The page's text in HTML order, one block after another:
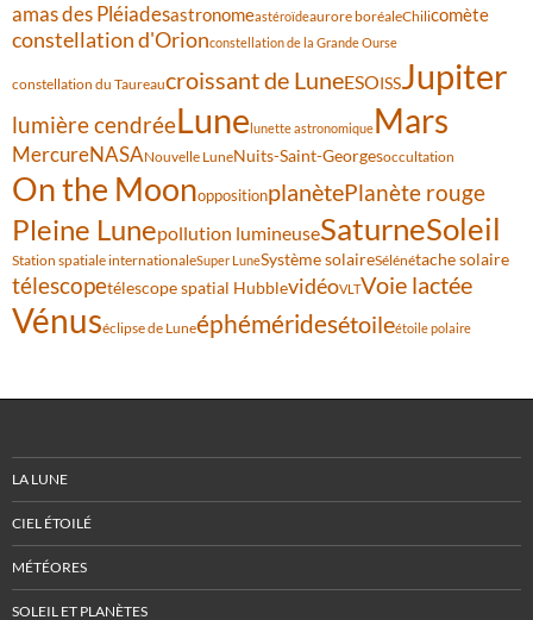
amas des Pléiadesastronomeastéroïdeaurore boréaleChilicomète
constellation d'Orionconstellation de la Grande Ourse
constellation du Taureaucroissant de LuneESOISSJupiter
lumière cendréeLune lunette astronomiqueMars
MercureNASANouvelle LuneNuits-Saint-Georgesoccultation
On the MoonoppositionplanètePlanète rouge
Pleine Lunepollution lumineuseSaturneSoleil
Station spatiale internationaleSuper LuneSystème solaireSélénétache solaire
télescopetélescope spatial HubblevidéoVLTVoie lactée
Vénuséclipse de Luneéphéméridesétoileétoile polaire
LA LUNE
CIEL ÉTOILÉ
MÉTÉORES
SOLEIL ET PLANÈTES